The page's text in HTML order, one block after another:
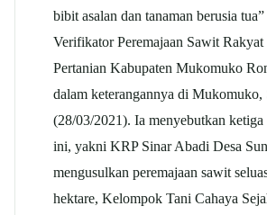
bibit asalan dan tanaman berusia
Verifikator Peremajaan Sawit
Pertanian Kabupaten Mukomuko
dalam keterangannya di Mukomuko,
(28/03/2021). Ia menyebutkan
ini, yakni KRP Sinar Abadi Desa
mengusulkan peremajaan sawit
hektare, Kelompok Tani Cahaya